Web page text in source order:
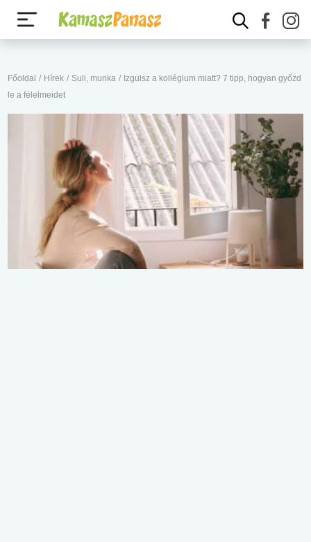
Főoldal / Hírek / Suli, munka / Izgulsz a kollégium miatt? 7 tipp, hogyan győzd
le a félelmeidet